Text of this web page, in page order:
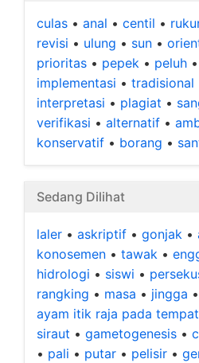
culas • anal • centil •
revisi • ulung • sun •
prioritas • pepek • peluh •
implementasi • tradisional
interpretasi • plagiat •
verifikasi • alternatif •
konservatif • borang •
Sedang Dilihat
laler • askriptif • gonjak •
konosemen • tawak •
hidrologi • siswi •
rangking • masa • jingga •
ayam itik raja pada
siraut • gametogenesis •
• pali • putar • pelisir •